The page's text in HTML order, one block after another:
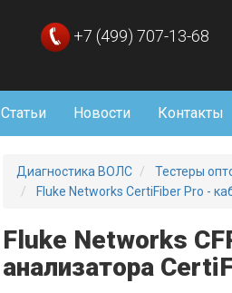
+7 (499) 707-13-68
Статьи Новости Контакты
Диагностика ВОЛС
Тестеры
Fluke Networks CertiFiber Pro -
Fluke Networks
анализатора